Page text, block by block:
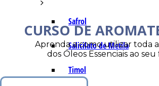
Safrol
Salicilato de Metila
Timol
CURSO DE
Aprenda a como utilizar toda
dos Óleos Essenciais ao seu